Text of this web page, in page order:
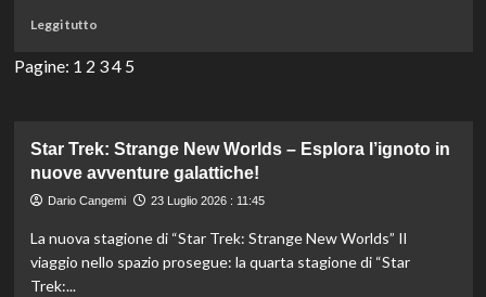
Leggi tuttoLeggi
più
eroe
che
riesce
salvare
l’universo
Pagine: 1 2 34 5
Star Trek: Strange New Worlds – Esplora l’ignoto in
nuove avventure galattiche!
Dario Cangemi 23 Luglio 2026 : 11:45
La nuova stagione di “Star Trek: Strange New Worlds” Il
viaggio nello spazio prosegue: la quarta stagione di “Star
Trek:...